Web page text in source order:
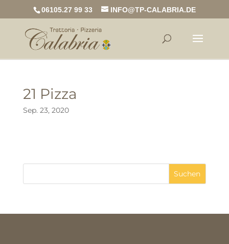
06105.27 99 33 INFO@TP-CALABRIA.DE
21 Pizza
Sep. 23, 2020